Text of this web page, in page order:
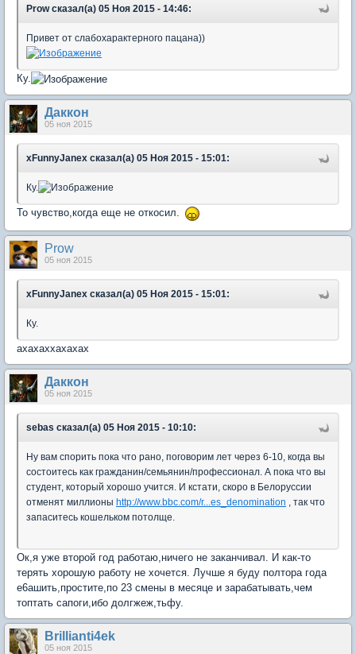
Prow сказал(а) 05 Ноя 2015 - 14:46:
Привет от слабохарактерного пацана))
Ку.
Даккон
05 ноя 2015
xFunnyJanex сказал(а) 05 Ноя 2015 - 15:01:
Ку.
То чувство,когда еще не откосил.
Prow
05 ноя 2015
xFunnyJanex сказал(а) 05 Ноя 2015 - 15:01:
Ку.
ахахаххахахах
Даккон
05 ноя 2015
sebas сказал(а) 05 Ноя 2015 - 10:10:
Ну вам спорить пока что рано, поговорим лет через 6-10, когда вы
состоитесь как гражданин/семьянин/профессионал. А пока что вы
студент, который хорошо учится. И кстати, скоро в Белоруссии
отменят миллионы http://www.bbc.com/r...es_denomination , так что
запаситесь кошельком потолще.
Ок,я уже второй год работаю,ничего не заканчивал. И как-то
терять хорошую работу не хочется. Лучше я буду полтора года
е6ашить,простите,по 23 смены в месяце и зарабатывать,чем
топтать сапоги,ибо долгжеж,тьфу.
Brillianti4ek
05 ноя 2015